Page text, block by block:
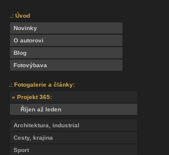
.: Úvod
Novinky
O autorovi
Blog
Fotovýbava
.: Fotogalerie a články:
» Projekt 365:
Říjen až leden
Architektura, industrial
Cesty, krajina
Sport